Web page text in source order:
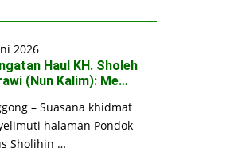
2026
Haul KH. Sholeh
(Nun Kalim): Me…
– Suasana khidmat
halaman Pondok
Sholihin …